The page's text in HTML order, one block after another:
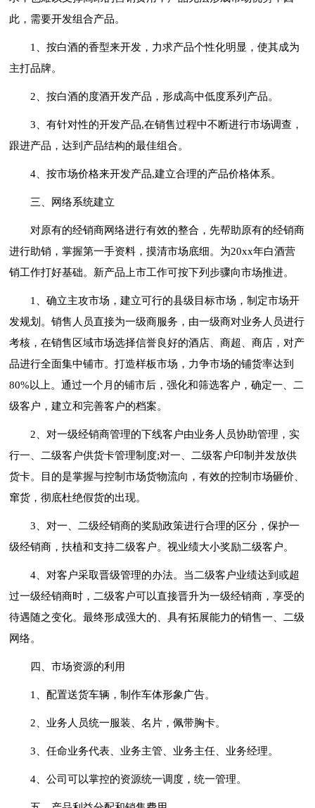
此，需要开发组合产品。
1、按白酒的香型来开发，力求产品个性化明显，使其成为
主打品牌。
2、按白酒的度酒开发产品，形成高中低度系列产品。
3、有针对性的开发产品,在销售过程中不断进行市场调查，
跟进产品，达到产品结构的最佳组合。
4、按市场价格来开发产品,建立合理的产品价格体系。
三、网络系统建立
对原有的经销商网络进行有效的整合，先帮助原有的经销商
进行助销，掌握第一手资料，摸清市场底细。为20xx年白酒营
销工作打好基础。新产品上市工作可按下列步骤向市场推进。
1、确立主攻市场，建立可行的县级目标市场，制定市场开
发规划。销售人员直接为一级商服务，由一级商对业务人员进行
考核，在销售区域市场选择信誉良好的酒店、商超、商店，对产
品进行全面集中铺市。打造样板市场，力争市场的铺货率达到
80%以上。通过一个月的铺市后，强化和筛选客户，确定一、二
级客户，建立和完善客户的档案。
2、对一级经销商管理的下线客户由业务人员协助管理，实
行一、二级客户供货卡管理制度;对一、二级客户印制并发放供
货卡。目的是掌握与控制市场货物流向，有效的控制市场砸价、
窜货，彻底杜绝假货的出现。
3、对一、二级经销商的奖励政策进行合理的区分，保护一
级经销商，扶植和支持二级客户。视业绩大小奖励二级客户。
4、对客户采取晋级管理的办法。当二级客户业绩达到或超
过一级经销商时，二级客户可以直接晋升为一级经销商，享受的
待遇随之变化。最终形成强大的、具有拓展能力的销售一、二级
网络。
四、市场资源的利用
1、配置送货车辆，制作车体形象广告。
2、业务人员统一服装、名片，佩带胸卡。
3、任命业务代表、业务主管、业务主任、业务经理。
4、公司可以掌控的资源统一调度，统一管理。